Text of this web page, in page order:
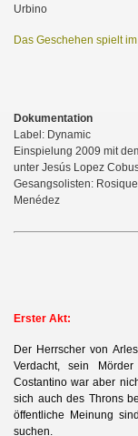
Urbino
Das Geschehen spielt
Dokumentation
Label: Dynamic
Einspielung 2009 mit
unter Jesús Lopez
Gesangsolisten:
Menédez
Erster Akt:
Der Herrscher von
Verdacht, sein
Costantino war aber
sich auch des Throns
öffentliche Meinung
suchen.